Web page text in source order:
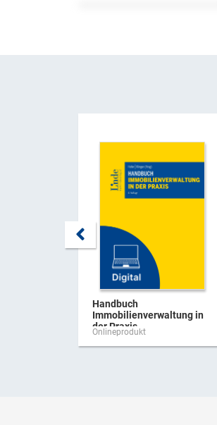
Handbuch
Immobilienverwaltung in
der Praxis
Onlineprodukt